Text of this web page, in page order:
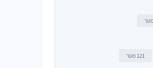
121 מטר